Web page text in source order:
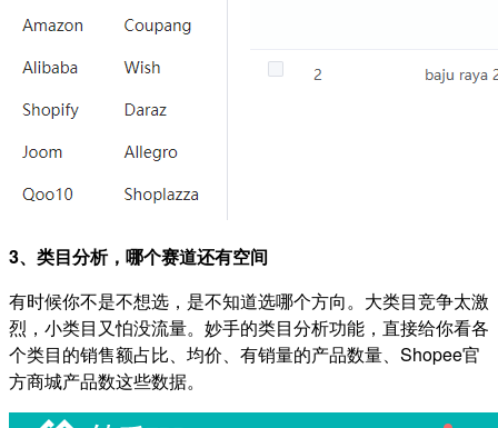
3、类目分析，哪个赛道还有空间
有时候你不是不想选，是不知道选哪个方向。大类目竞争太激
烈，小类目又怕没流量。妙手的类目分析功能，直接给你看各
个类目的销售额占比、均价、有销量的产品数量、Shopee官
方商城产品数这些数据。